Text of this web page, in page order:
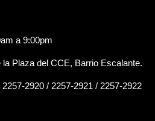
a 9:00pm
Plaza del CCE, Barrio Escalante.
2920 / 2257-2921 / 2257-2922